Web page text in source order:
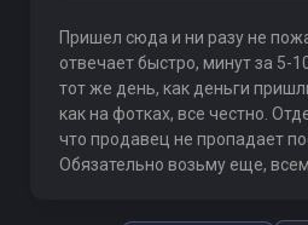
Пришел сюда и ни разу не
отвечает быстро, минут за 5-
тот же день, как деньги
как на фотках, все честно.
что продавец не пропадает
Обязательно возьму еще,